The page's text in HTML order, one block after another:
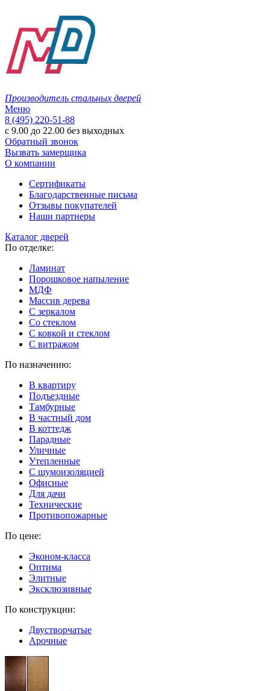
Производитель стальных дверей
Меню
8 (495) 220-51-88
с 9.00 до 22.00 без выходных
Обратный звонок
Вызвать замерщика
О компании
Сертификаты
Благодарственные письма
Отзывы покупателей
Наши партнеры
Каталог дверей
По отделке:
Ламинат
Порошковое напыление
МДФ
Массив дерева
С зеркалом
Со стеклом
С ковкой и стеклом
С витражом
По назначению:
В квартиру
Подъездные
Тамбурные
В частный дом
В коттедж
Парадные
Уличные
Утепленные
C шумоизоляцией
Офисные
Для дачи
Технические
Противопожарные
По цене:
Эконом-класса
Оптима
Элитные
Эксклюзивные
По конструкции:
Двустворчатые
Арочные